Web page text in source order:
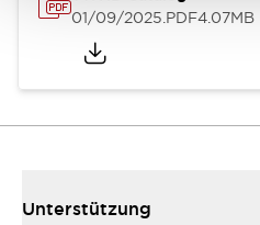
01/09/2025.PDF4.07MB
Unterstützung